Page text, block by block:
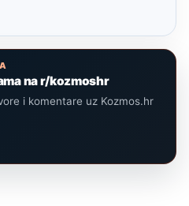
na r/kozmoshr
i komentare uz Kozmos.hr